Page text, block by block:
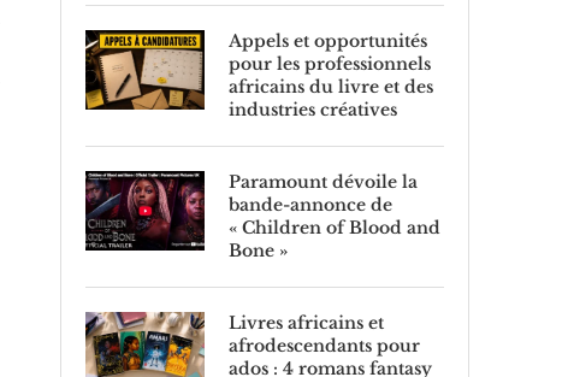
Appels et opportunités
pour les professionnels
africains du livre et des
industries créatives
Paramount dévoile la
bande-annonce de
« Children of Blood and
Bone »
Livres africains et
afrodescendants pour
ados : 4 romans fantasy